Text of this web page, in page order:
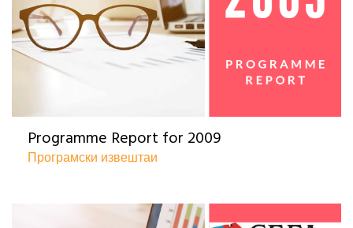
Programme Report for 2009
Програмски извештаи